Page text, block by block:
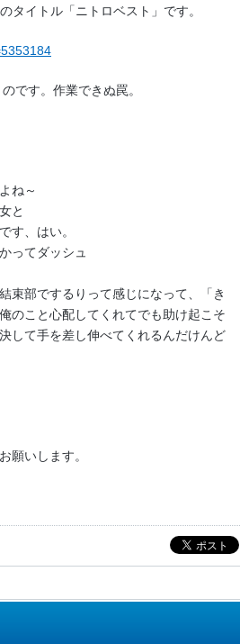
タイトル「ニトロベスト」です。
です。作業できぬ罠。
ね～
と
す、はい。
ってダッシュ
束部でするりって感じになって、「き
のこと心配してくれてでも助け起こそ
して手を差し伸べてくれるんだけんど
願いします。